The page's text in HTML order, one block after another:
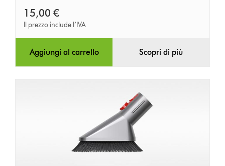
15,00 €
Il prezzo include l’IVA
Aggiungi al carrello Scopri di più